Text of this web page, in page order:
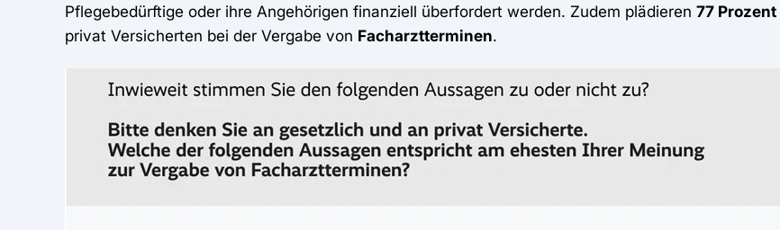
Pflegebedürftige oder ihre Angehörigen finanziell überfordert werden. Zudem plädieren 77 Prozent
privat Versicherten bei der Vergabe von Facharztterminen.